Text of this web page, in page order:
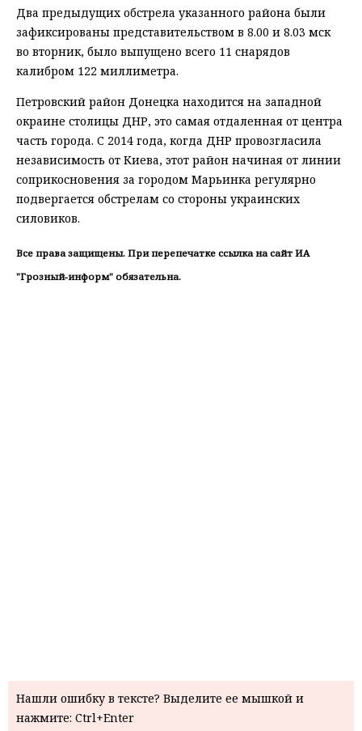
Два предыдущих обстрела указанного района были
зафиксированы представительством в 8.00 и 8.03 мск
во вторник, было выпущено всего 11 снарядов
калибром 122 миллиметра.
Петровский район Донецка находится на западной
окраине столицы ДНР, это самая отдаленная от центра
часть города. С 2014 года, когда ДНР провозгласила
независимость от Киева, этот район начиная от линии
соприкосновения за городом Марьинка регулярно
подвергается обстрелам со стороны украинских
силовиков.
Все права защищены. При перепечатке ссылка на сайт ИА
"Грозный-информ" обязательна.
Нашли ошибку в тексте? Выделите ее мышкой и
нажмите: Ctrl+Enter